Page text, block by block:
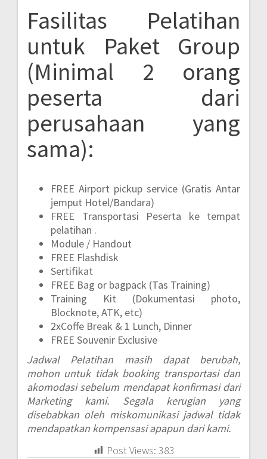
Fasilitas Pelatihan
untuk Paket Group
(Minimal 2 orang
peserta dari
perusahaan yang
sama):
FREE Airport pickup service (Gratis Antar
jemput Hotel/Bandara)
FREE Transportasi Peserta ke tempat
pelatihan .
Module / Handout
FREE Flashdisk
Sertifikat
FREE Bag or bagpack (Tas Training)
Training Kit (Dokumentasi photo,
Blocknote, ATK, etc)
2xCoffe Break & 1 Lunch, Dinner
FREE Souvenir Exclusive
Jadwal Pelatihan masih dapat berubah,
mohon untuk tidak booking transportasi dan
akomodasi sebelum mendapat konfirmasi dari
Marketing kami. Segala kerugian yang
disebabkan oleh miskomunikasi jadwal tidak
mendapatkan kompensasi apapun dari kami.
Post Views: 383